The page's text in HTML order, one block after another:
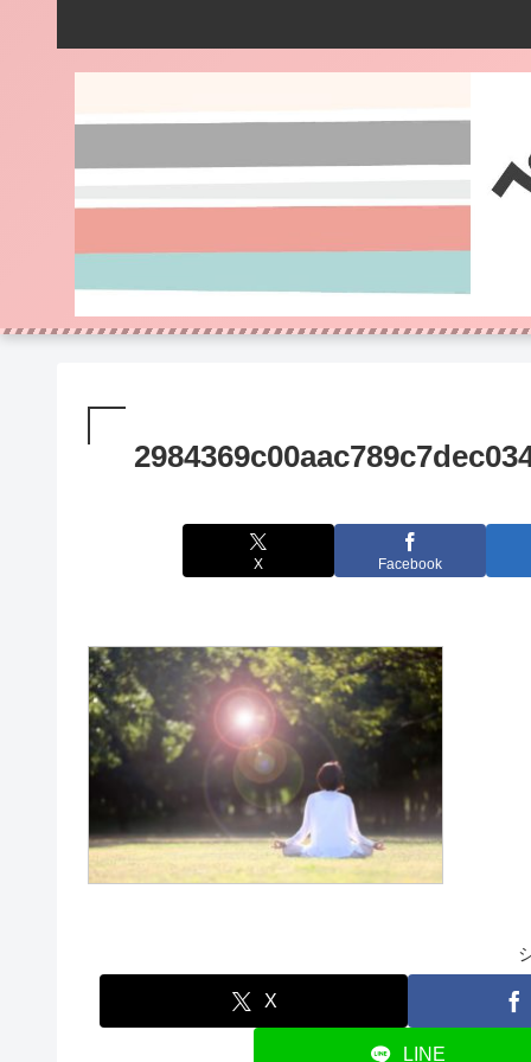
X Facebook
X
LINE